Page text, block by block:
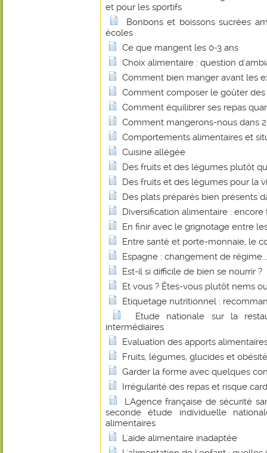
et pour les sportifs
Bonbons et boissons sucrées
écoles
Ce que mangent les 0-3 ans
Choix alimentaire : question
Comment bien manger avant les
Comment composer le goûter des
Comment équilibrer ses repas
Comment mangerons-nous dans
Comportements alimentaires et
Cuisine allégée
Des fruits et des légumes plutôt
Des fruits et des légumes pour la
Des plats préparés bien présents
Diversification alimentaire :
En finir avec le grignotage entre
Entre santé et porte-monnaie, le
Espagne : changement de régime...
Est-il si difficile de bien se nourrir ?
Et vous ? Êtes-vous plutôt nems
Etiquetage nutritionnel :
Etude nationale sur la
intermédiaires
Evaluation des apports
Fruits, légumes, glucides et
Garder la forme avec quelques
Irrégularité des repas et risque
L'Agence française de sécurité
seconde étude individuelle
alimentaires
L'aide alimentaire inadaptée